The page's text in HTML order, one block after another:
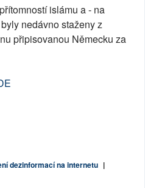
islámu a - na
nedávno staženy z
připisovanou Německu za
dezinformací na internetu |